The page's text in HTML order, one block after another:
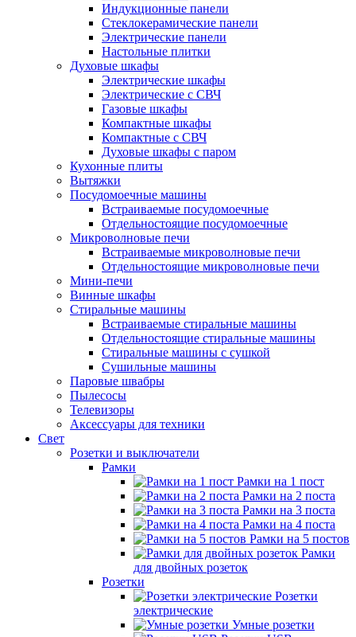
Индукционные панели
Стеклокерамические панели
Электрические панели
Настольные плитки
Духовые шкафы
Электрические шкафы
Электрические с СВЧ
Газовые шкафы
Компактные шкафы
Компактные с СВЧ
Духовые шкафы с паром
Кухонные плиты
Вытяжки
Посудомоечные машины
Встраиваемые посудомоечные
Отдельностоящие посудомоечные
Микроволновые печи
Встраиваемые микроволновые печи
Отдельностоящие микроволновые печи
Мини-печи
Винные шкафы
Стиральные машины
Встраиваемые стиральные машины
Отдельностоящие стиральные машины
Стиральные машины с сушкой
Сушильные машины
Паровые швабры
Пылесосы
Телевизоры
Аксессуары для техники
Свет
Розетки и выключатели
Рамки
Рамки на 1 пост
Рамки на 2 поста
Рамки на 3 поста
Рамки на 4 поста
Рамки на 5 постов
Рамки
для двойных розеток
Розетки
Розетки
электрические
Умные розетки